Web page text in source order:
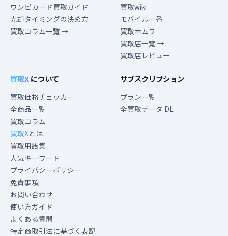
ワンピカード買取ガイド
売却タイミングの決め方
買取コラム一覧 →
買取wiki
モバイル一番
買取ホムラ
買取店一覧 →
買取店レビュー
買取Xについて
買取価格チェッカー
全商品一覧
買取コラム
買取Xとは
買取用語集
人気キーワード
プライバシーポリシー
免責事項
お問い合わせ
使い方ガイド
よくある質問
特定商取引法に基づく表記
サブスクリプション
プラン一覧
全買取データ DL